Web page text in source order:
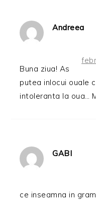
Andreea
Buna ziua! As
putea inlocui ouale
intoleranta la oua…
GABI
ce inseamna in